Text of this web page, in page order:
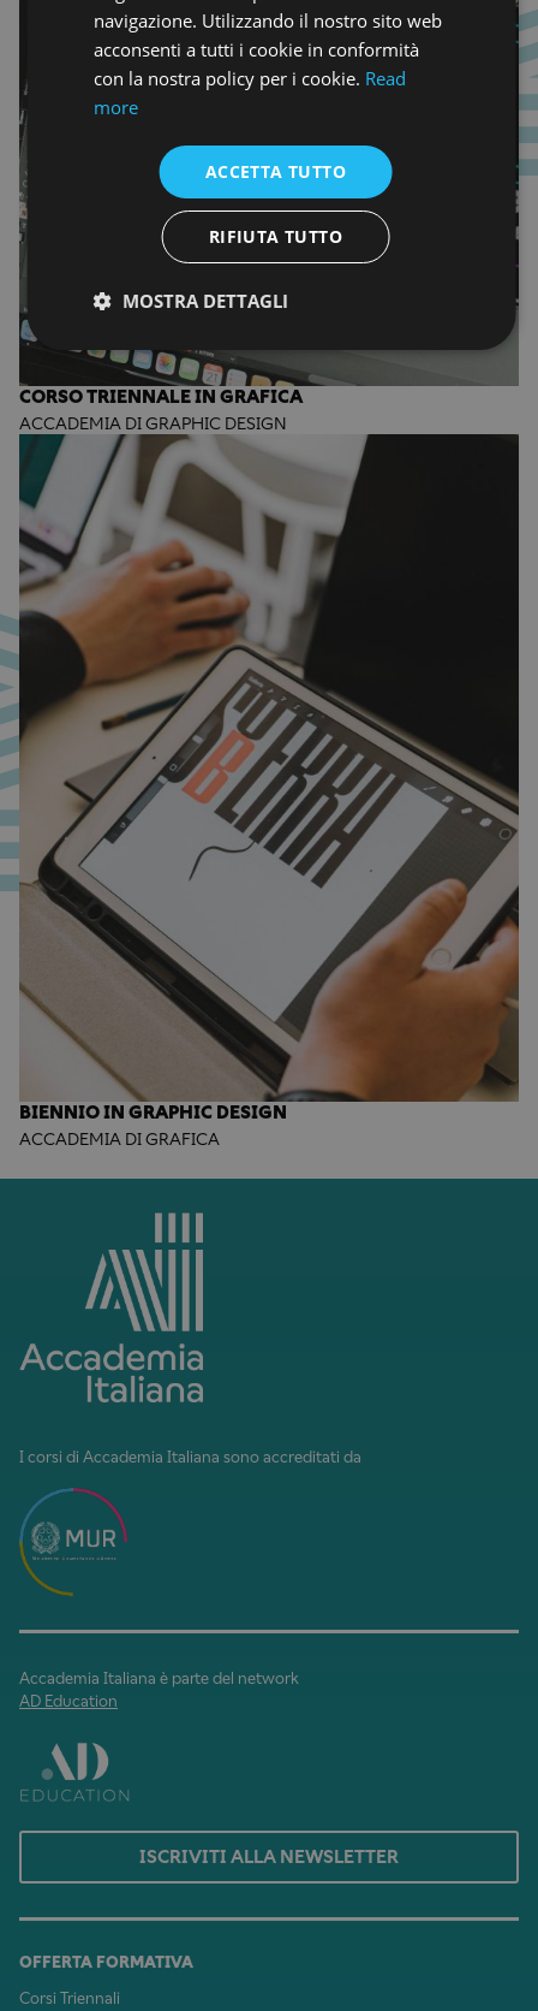
CORSO TRIENNALE IN GRAFICA
ACCADEMIA DI GRAPHIC DESIGN
BIENNIO IN GRAPHIC DESIGN
ACCADEMIA DI GRAFICA
I corsi di Accademia Italiana sono accreditati da
Accademia Italiana è parte del network
AD Education
ISCRIVITI ALLA NEWSLETTER
OFFERTA FORMATIVA
Corsi Triennali
navigazione. Utilizzando il nostro sito web
acconsenti a tutti i cookie in conformità
con la nostra policy per i cookie. Read
more
ACCETTA TUTTO
RIFIUTA TUTTO
MOSTRA DETTAGLI